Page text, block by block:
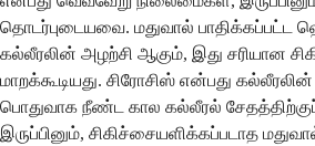
தொடர்புடையவை. மதுவால் பாதிக்கப்பட்ட
கல்லீரலின் அழற்சி ஆகும், இது சரியான
மாறக்கூடியது. சிரோசிஸ் என்பது
பொதுவாக நீண்ட கால கல்லீரல் சேதத்திற்குப்
இருப்பினும், சிகிச்சையளிக்கப்படாத